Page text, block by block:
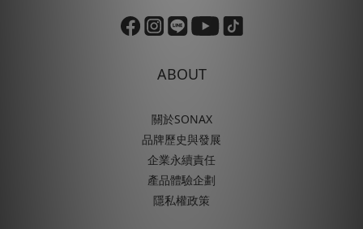
ABOUT
關於SONAX
品牌歷史與發展
企業永續責任
產品體驗企劃
隱私權政策